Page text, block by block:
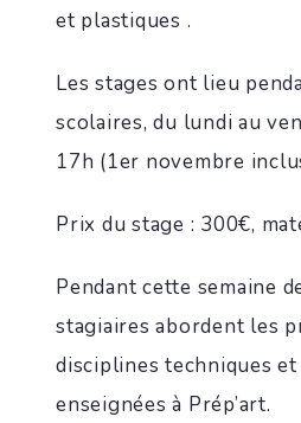
et plastiques .
Les stages ont lieu
scolaires, du lundi au
17h (1er novembre
Prix du stage : 300€,
Pendant cette semaine
stagiaires abordent les
disciplines techniques
enseignées à Prép’art.